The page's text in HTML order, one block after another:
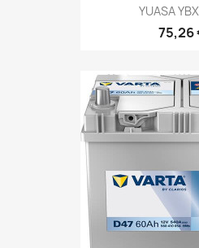
YUASA
75,26